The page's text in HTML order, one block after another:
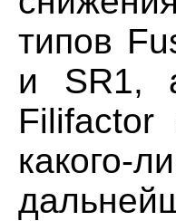
типов
и SR1,
Filifactor
какого-